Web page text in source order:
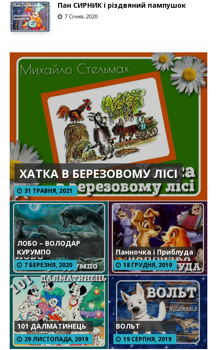
Пан СИРНИК і різдвяний пампушок
7 Січня, 2020
ХАТКА В БЕРЕЗОВОМУ ЛІСІ
31 ТРАВНЯ, 2021
ЛОБО – ВОЛОДАР
КУРУМПО
7 БЕРЕЗНЯ, 2020
Панночка і Приблуда
18 ГРУДНЯ, 2019
101 ДАЛМАТИНЕЦЬ
29 ЛИСТОПАДА, 2019
ВОЛЬТ
19 СЕРПНЯ, 2019